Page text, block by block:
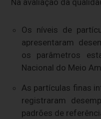
Na avaliação da
Os níveis de
apresentaram
os parâmetros
Nacional do Meio
As partículas finas
registraram
padrões de